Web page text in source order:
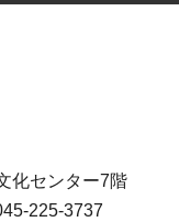
化センター7階
225-3737